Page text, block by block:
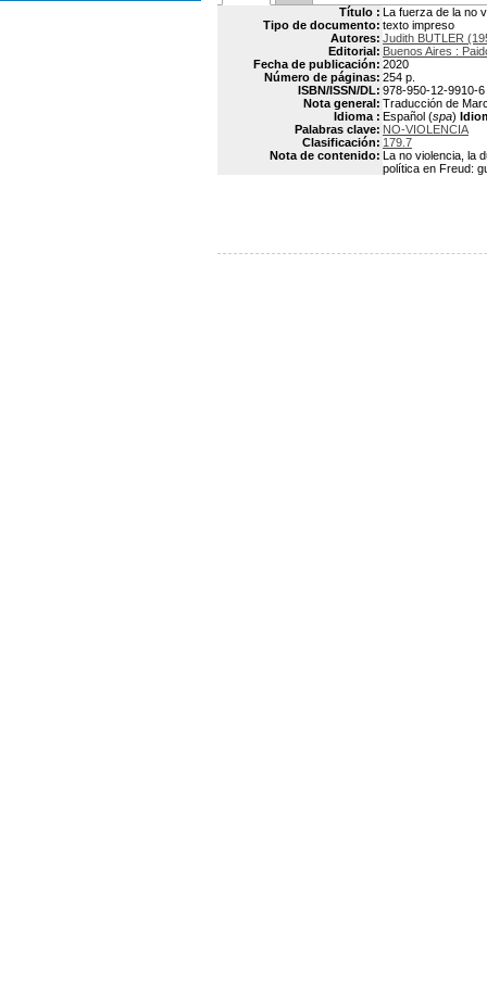
Título : La fuerza de la no
Tipo de documento: texto impreso
Autores: Judith BUTLER
Editorial: Buenos Aires :
Fecha de publicación: 2020
Número de páginas: 254 p.
ISBN/ISSN/DL: 978-950-12-9910-6
Nota general: Traducción de
Idioma : Español (spa)
Palabras clave: NO-VIOLENCIA
Clasificación: 179.7
Nota de contenido: La no violencia, la
política en Freud: